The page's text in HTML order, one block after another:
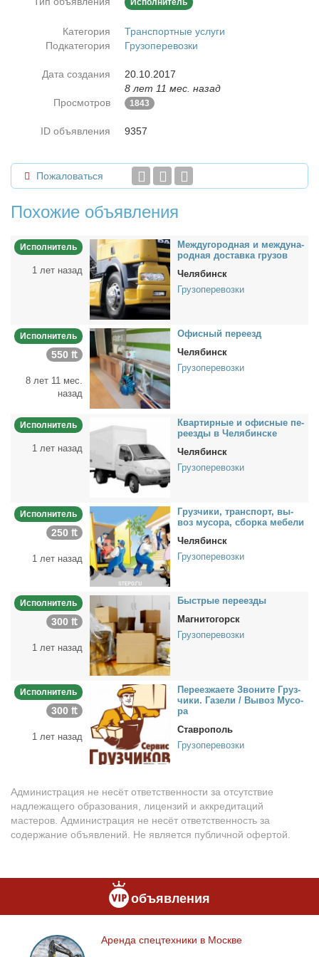
Исполнитель
Категория
Транспортные услуги
Подкатегория
Грузоперевозки
Дата создания
20.10.2017
8 лет 11 мес. назад
Просмотров
1843
ID объявления 9357
Пожаловаться
Похожие объявления
Исполнитель
1 лет назад
Меж­ду­го­род­ная и меж­ду­на­
род­ная до­став­ка гру­зов
Челябинск
Грузоперевозки
Исполнитель
550 ₶
8 лет 11 мес.
назад
Офис­ный пе­ре­езд
Челябинск
Грузоперевозки
Исполнитель
1 лет назад
Квар­тир­ные и офис­ные пе­
ре­ез­ды в Че­ля­бин­ске
Челябинск
Грузоперевозки
Исполнитель
250 ₶
1 лет назад
Груз­чи­ки, транс­порт, вы­
воз му­со­ра, сбор­ка ме­бе­ли
Челябинск
Грузоперевозки
Исполнитель
300 ₶
1 лет назад
Быст­рые пе­ре­ез­ды
Магнитогорск
Грузоперевозки
Исполнитель
300 ₶
1 лет назад
Пе­ре­ез­жа­е­те Зво­ни­те Груз­
чи­ки. Га­зе­ли / Вы­воз Му­со­
ра
Ставрополь
Грузоперевозки
Администрация не несёт ответственности за отсутствие
надлежащего образования, лицензий и аккредитаций
мастеров. Администрация не несёт ответственность за
содержание объявлений. Не является публичной офертой.
объявления
Аренда
Арен­да спец­тех­ни­ки в Москве